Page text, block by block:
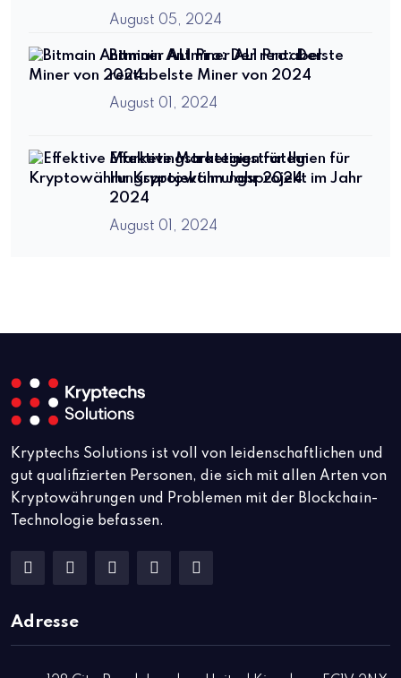
August 05, 2024
Bitmain Antminer AL1 Pro: Der
rentabelste Miner von 2024
August 01, 2024
Effektive Marketingstrategien für
Ihr Kryptowährungsprojekt im Jahr
2024
August 01, 2024
Kryptechs Solutions ist voll von leidenschaftlichen und
gut qualifizierten Personen, die sich mit allen Arten von
Kryptowährungen und Problemen mit der Blockchain-
Technologie befassen.
Adresse